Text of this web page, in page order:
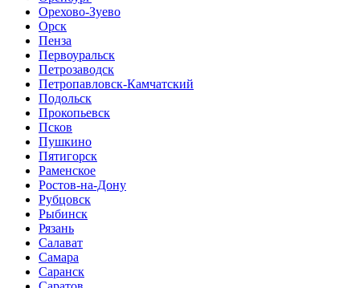
Орехово-Зуево
Орск
Пенза
Первоуральск
Петрозаводск
Петропавловск-Камчатский
Подольск
Прокопьевск
Псков
Пушкино
Пятигорск
Раменское
Ростов-на-Дону
Рубцовск
Рыбинск
Рязань
Салават
Самара
Саранск